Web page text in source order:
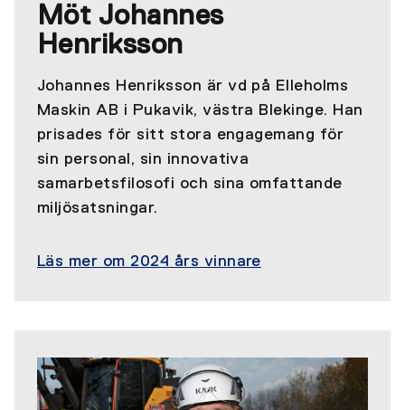
Möt Johannes
Henriksson
Johannes Henriksson är vd på Elleholms
Maskin AB i Pukavik, västra Blekinge. Han
prisades för sitt stora engagemang för
sin personal, sin innovativa
samarbetsfilosofi och sina omfattande
miljösatsningar.
Läs mer om 2024 års vinnare